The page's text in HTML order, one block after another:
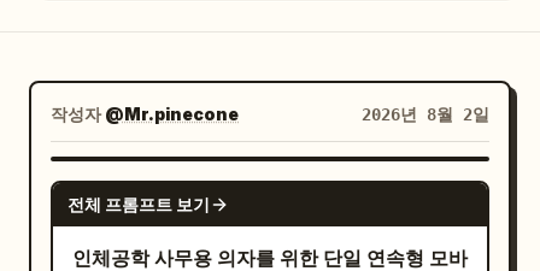
작성자@Mr.pinecone 2026년 8월 2일
NANO BANANA PRO
전체 프롬프트 보기
인체공학 사무용 의자를 위한 단일 연속형 모바